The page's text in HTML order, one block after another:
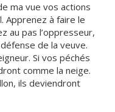
ma vue vos actions
Apprenez à faire le
au pas l’oppresseur,
de la veuve.
Si vos péchés
comme la neige.
ils deviendront